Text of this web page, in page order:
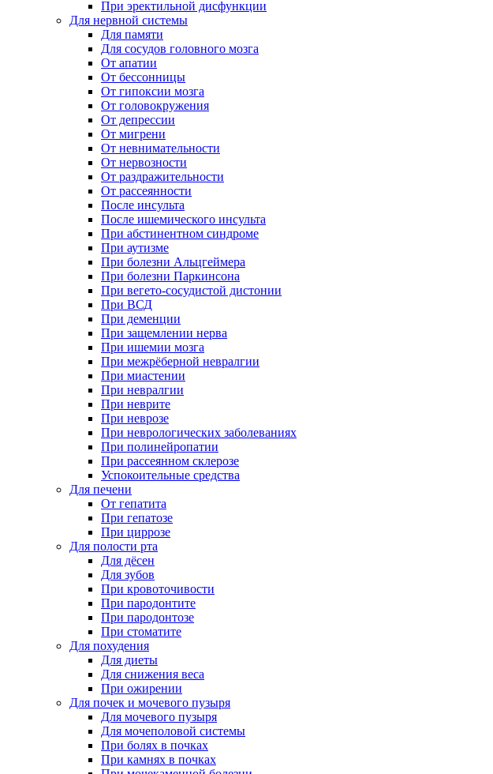
При эректильной дисфункции
Для нервной системы
Для памяти
Для сосудов головного мозга
От апатии
От бессонницы
От гипоксии мозга
От головокружения
От депрессии
От мигрени
От невнимательности
От нервозности
От раздражительности
От рассеянности
После инсульта
После ишемического инсульта
При абстинентном синдроме
При аутизме
При болезни Альцгеймера
При болезни Паркинсона
При вегето-сосудистой дистонии
При ВСД
При деменции
При защемлении нерва
При ишемии мозга
При межрёберной невралгии
При миастении
При невралгии
При неврите
При неврозе
При неврологических заболеваниях
При полинейропатии
При рассеянном склерозе
Успокоительные средства
Для печени
От гепатита
При гепатозе
При циррозе
Для полости рта
Для дёсен
Для зубов
При кровоточивости
При пародонтите
При пародонтозе
При стоматите
Для похудения
Для диеты
Для снижения веса
При ожирении
Для почек и мочевого пузыря
Для мочевого пузыря
Для мочеполовой системы
При болях в почках
При камнях в почках